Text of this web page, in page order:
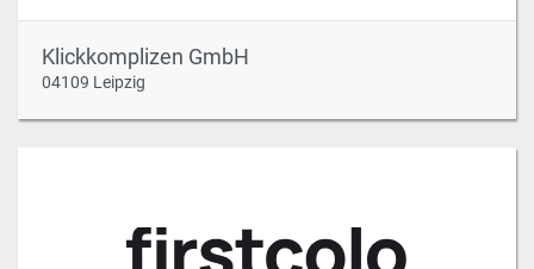
Klickkomplizen GmbH
04109 Leipzig